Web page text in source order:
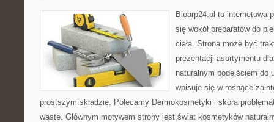
Bioarp24.pl to internetowa
się wokół preparatów do
ciała. Strona może być
prezentacji asortymentu
naturalnym podejściem do
wpisuje się w rosnące
prostszym składzie. Polecamy Dermokosmetyki i skóra
waste. Głównym motywem strony jest świat kosmetyków